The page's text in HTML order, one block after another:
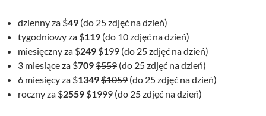
dzienny za $49 (do 25 zdjęć na dzień)
tygodniowy za $119 (do 10 zdjęć na dzień)
miesięczny za $249$199 (do 25 zdjęć na dzień)
3 miesiące za $709$559 (do 25 zdjęć na dzień)
6 miesięcy za $1349$1059 (do 25 zdjęć na dzień)
roczny za $2559$1999 (do 25 zdjęć na dzień)